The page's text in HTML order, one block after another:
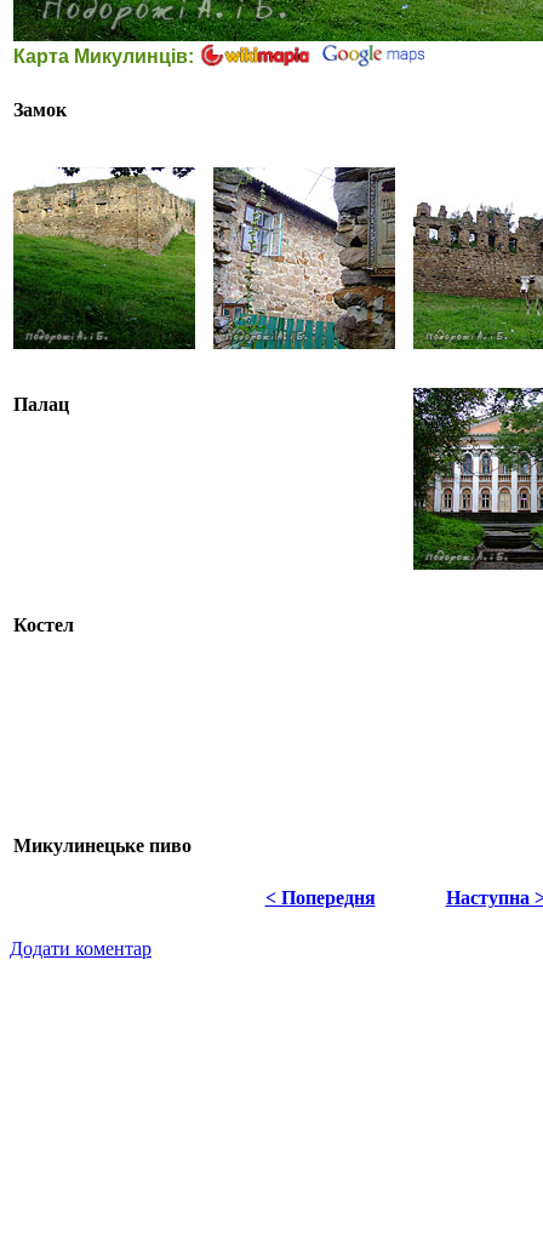
Карта Микулинців:
Замок
Палац
Костел
Микулинецьке пиво
< Попередня Наступна
Додати коментар